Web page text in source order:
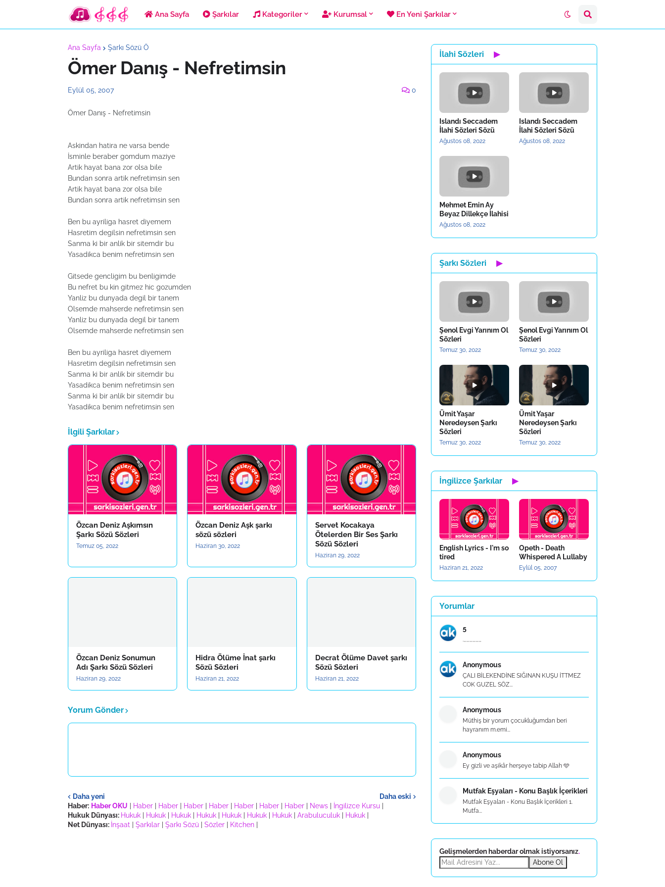
Ana Sayfa Şarkılar Kategoriler Kurumsal En Yeni Şarkılar
Ana Sayfa Şarkı Sözü Ö
Ömer Danış - Nefretimsin
Eylül 05, 2007 0
Ömer Danış - Nefretimsin
Askindan hatira ne varsa bende
İsminle beraber gomdum maziye
Artik hayat bana zor olsa bile
Bundan sonra artik nefretimsin sen
Artik hayat bana zor olsa bile
Bundan sonra artik nefretimsin sen
Ben bu ayriliga hasret diyemem
Hasretim degilsin nefretimsin sen
Sanma ki bir anlik bir sitemdir bu
Yasadikca benim nefretimsin sen
Gitsede gencligim bu benligimde
Bu nefret bu kin gitmez hic gozumden
Yanliz bu dunyada degil bir tanem
Olsemde mahserde nefretimsin sen
Yanliz bu dunyada degil bir tanem
Olsemde mahserde nefretimsin sen
Ben bu ayriliga hasret diyemem
Hasretim degilsin nefretimsin sen
Sanma ki bir anlik bir sitemdir bu
Yasadikca benim nefretimsin sen
Sanma ki bir anlik bir sitemdir bu
Yasadikca benim nefretimsin sen
İlgili Şarkılar
Özcan Deniz Aşkımsın
Şarkı Sözü Sözleri
Temuz 05, 2022
Özcan Deniz Aşk şarkı
sözü sözleri
Haziran 30, 2022
Servet Kocakaya
Ötelerden Bir Ses Şarkı
Sözü Sözleri
Haziran 29, 2022
Özcan Deniz Sonumun
Adı Şarkı Sözü Sözleri
Haziran 29, 2022
Hidra Ölüme İnat şarkı
Sözü Sözleri
Haziran 21, 2022
Decrat Ölüme Davet şarkı
Sözü Sözleri
Haziran 21, 2022
Yorum Gönder
Daha yeni
Daha eski
Haber: Haber OKU Haber Haber Haber Haber Haber Haber Haber News İngilizce Kursu
Hukuk Dünyası: Hukuk Hukuk Hukuk Hukuk Hukuk Hukuk Hukuk Arabuluculuk Hukuk
Net Dünyası: İnşaat Şarkılar Şarkı Sözü Sözler Kitchen
İlahi Sözleri ▶
Islandı Seccadem
İlahi Sözleri Sözü
Ağustos 08, 2022
Islandı Seccadem
İlahi Sözleri Sözü
Ağustos 08, 2022
Mehmet Emin Ay
Beyaz Dillekçe İlahisi
Ağustos 08, 2022
Şarkı Sözleri ▶
Şenol Evgi Yarınım Ol
Sözleri
Temuz 30, 2022
Şenol Evgi Yarınım Ol
Sözleri
Temuz 30, 2022
Ümit Yaşar
Neredeysen Şarkı
Sözleri
Temuz 30, 2022
Ümit Yaşar
Neredeysen Şarkı
Sözleri
Temuz 30, 2022
İngilizce Şarkılar ▶
English Lyrics - I'm so
tired
Haziran 21, 2022
Opeth - Death
Whispered A Lullaby
Eylül 05, 2007
Yorumlar
5
.,,,,,,,,,,,,
Anonymous
ÇALI BİLEKENDİNE SIĞINAN KUŞU İTTMEZ
COK GUZEL SÖZ...
Anonymous
Müthiş bir yorum çocukluğumdan beri
hayranım m.emi...
Anonymous
Ey gizli ve aşikâr herşeye tabip Allah 🩵
Mutfak Eşyaları - Konu Başlık İçerikleri
Mutfak Eşyaları - Konu Başlık İçerikleri 1.
Mutfa...
Gelişmelerden haberdar olmak istiyorsanız.
Abone Ol